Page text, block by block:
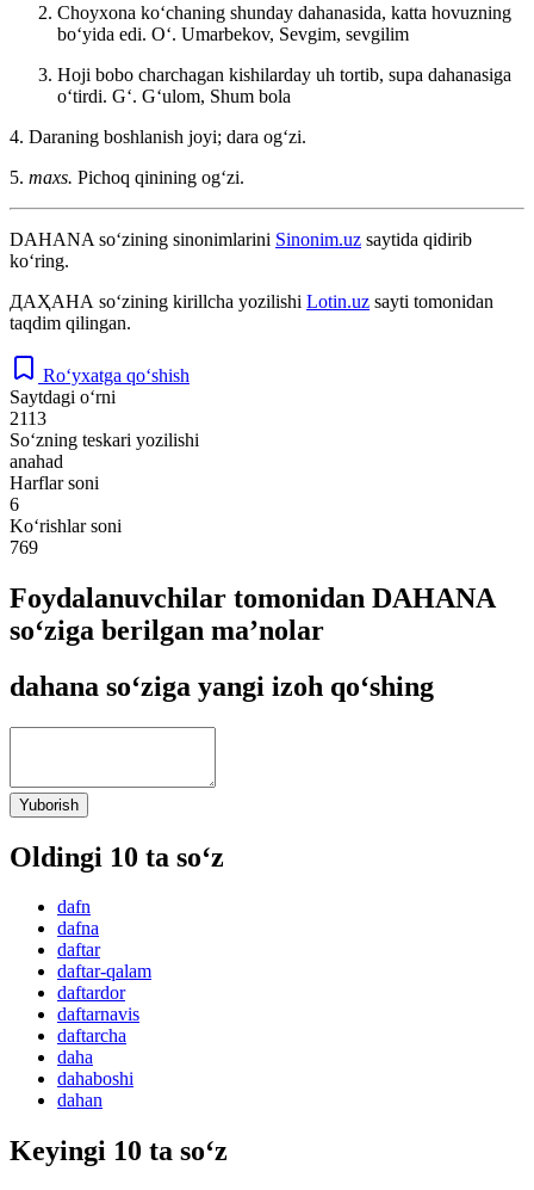
Choyxona koʻchaning shunday dahanasida, katta hovuzning
boʻyida edi. Oʻ. Umarbekov, Sevgim, sevgilim
Hoji bobo charchagan kishilarday uh tortib, supa dahanasiga
oʻtirdi. Gʻ. Gʻulom, Shum bola
4. Daraning boshlanish joyi; dara ogʻzi.
5. maxs. Pichoq qinining ogʻzi.
DAHANA so‘zining sinonimlarini Sinonim.uz saytida qidirib
ko‘ring.
ДАҲАНА so‘zining kirillcha yozilishi Lotin.uz sayti tomonidan
taqdim qilingan.
Ro‘yxatga qo‘shish
Saytdagi o‘rni
2113
So‘zning teskari yozilishi
anahad
Harflar soni
6
Ko‘rishlar soni
769
Foydalanuvchilar tomonidan DAHANA
so‘ziga berilgan ma’nolar
dahana so‘ziga yangi izoh qo‘shing
Yuborish
Oldingi 10 ta so‘z
dafn
dafna
daftar
daftar-qalam
daftardor
daftarnavis
daftarcha
daha
dahaboshi
dahan
Keyingi 10 ta so‘z